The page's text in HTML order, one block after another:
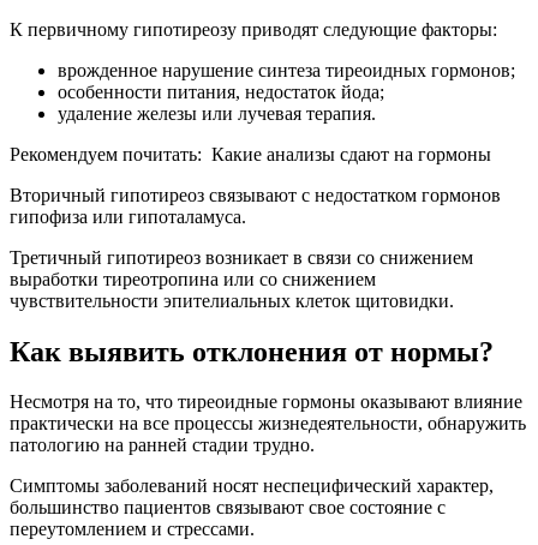
К первичному гипотиреозу приводят следующие факторы:
врожденное нарушение синтеза тиреоидных гормонов;
особенности питания, недостаток йода;
удаление железы или лучевая терапия.
Рекомендуем почитать: Какие анализы сдают на гормоны
Вторичный гипотиреоз связывают с недостатком гормонов
гипофиза или гипоталамуса.
Третичный гипотиреоз возникает в связи со снижением
выработки тиреотропина или со снижением
чувствительности эпителиальных клеток щитовидки.
Как выявить отклонения от нормы?
Несмотря на то, что тиреоидные гормоны оказывают влияние
практически на все процессы жизнедеятельности, обнаружить
патологию на ранней стадии трудно.
Симптомы заболеваний носят неспецифический характер,
большинство пациентов связывают свое состояние с
переутомлением и стрессами.